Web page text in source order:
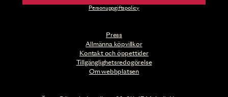
Press
Allmänna köpvillkor
Kontakt och öppettider
Tillgänglighetsredogörelse
Om webbplatsen
Personuppgiftspolicy